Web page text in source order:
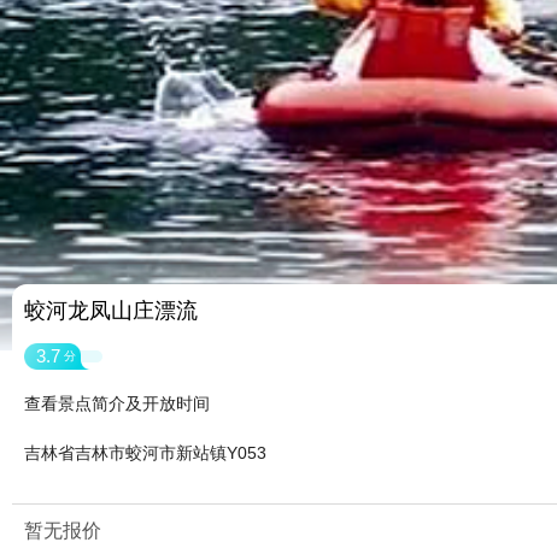
蛟河龙凤山庄漂流
3.7 分
查看景点简介及开放时间
吉林省吉林市蛟河市新站镇Y053
暂无报价